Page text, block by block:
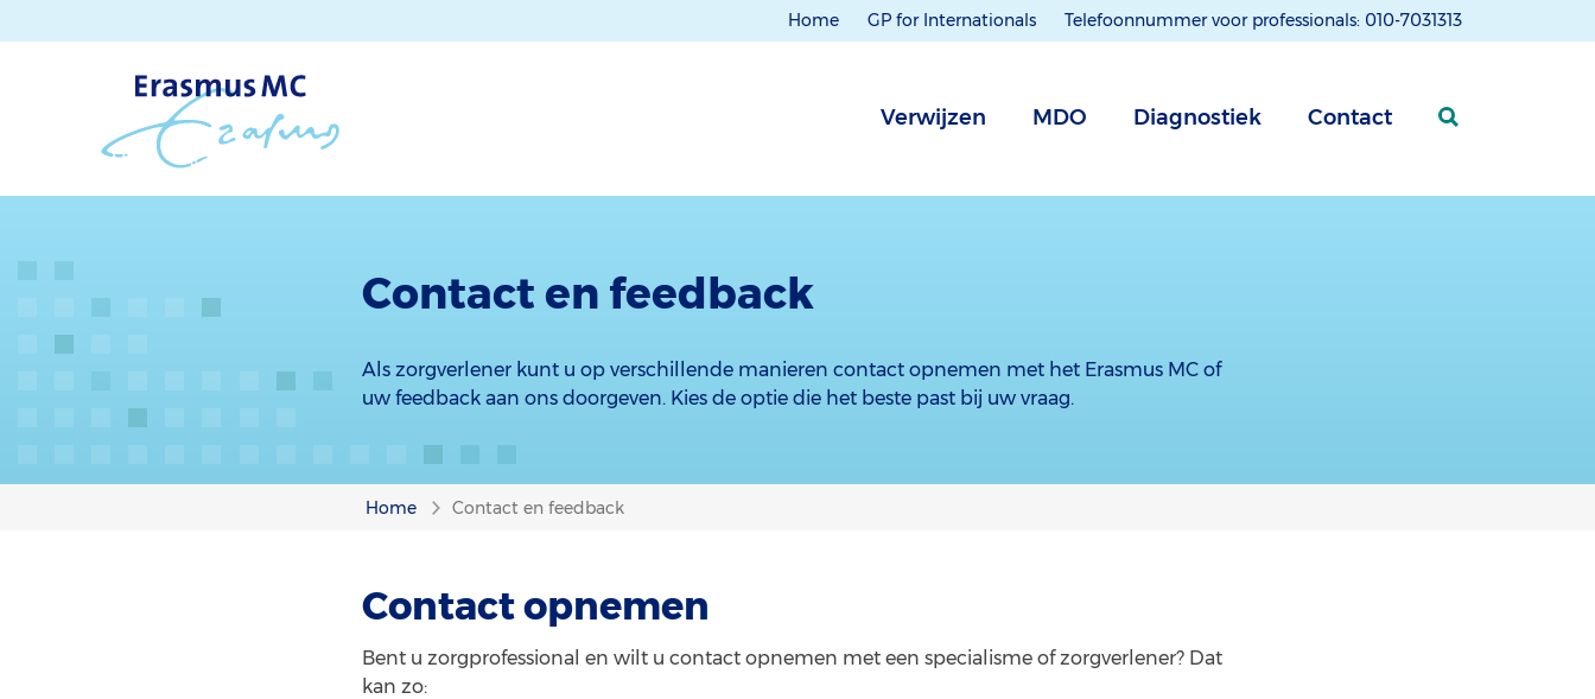
Home GP for Internationals Telefoonnummer voor professionals: 010-7031313
Verwijzen MDO Diagnostiek Contact
Contact en feedback
Als zorgverlener kunt u op verschillende manieren contact opnemen met het Erasmus MC of
uw feedback aan ons doorgeven. Kies de optie die het beste past bij uw vraag.
Home Contact en feedback
Contact opnemen
Bent u zorgprofessional en wilt u contact opnemen met een specialisme of zorgverlener? Dat
kan zo: